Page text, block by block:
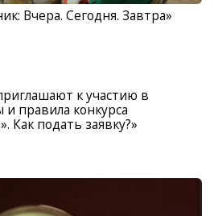
Вчера. Сегодня. Завтра»
к участию в
правила конкурса
Как подать заявку?»